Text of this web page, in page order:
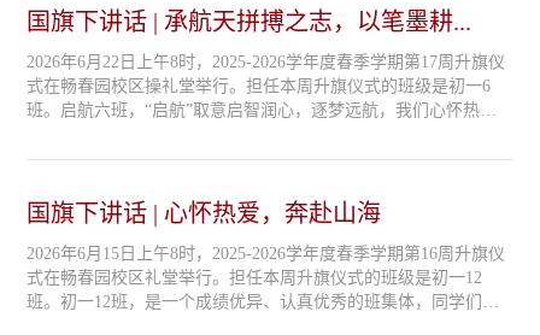
心奔赴前路，银河 16 班，立志勤学笃行，争做新时代优秀学子！
担任本周升旗仪式的升旗手是刘南北同学，...
国旗下讲话 | 承航天拼搏之志，以笔墨耕...
2026年6月22日上午8时，2025-2026学年度春季学期第17周升旗仪
式在畅春园校区操礼堂举行。担任本周升旗仪式的班级是初一6
班。启航六班，“启航”取意启智润心，逐梦远航，我们心怀热忱
起努力、共同成长。课堂上认真钻研，课后互相讲解难题、分享
战自我。班级事务自主管理，班委尽责，每位同学都主动分担任
务。同学们待人真诚守信，...
国旗下讲话 | 心怀热爱，奔赴山海
2026年6月15日上午8时，2025-2026学年度春季学期第16周升旗仪
式在畅春园校区礼堂举行。担任本周升旗仪式的班级是初一12
班。初一12班，是一个成绩优异、认真优秀的班集体，同学们充